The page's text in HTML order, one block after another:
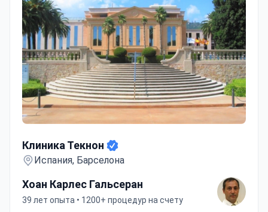
Клиника Текнон
Испания, Барселона
Хоан Карлес Гальсеран
39 лет опыта • 1200+ процедур на счету